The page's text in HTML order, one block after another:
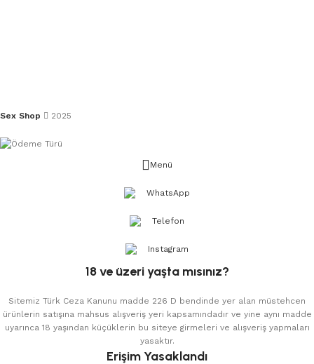
Sex Shop 2025
Menü
WhatsApp
Telefon
Instagram
18 ve üzeri yaşta mısınız?
Sitemiz Türk Ceza Kanunu madde 226 D bendinde yer alan müstehcen
ürünlerin satışına mahsus alışveriş yeri kapsamındadır ve yine aynı madde
uyarınca 18 yaşından küçüklerin bu siteye girmeleri ve alışveriş yapmaları
yasaktır.
Erişim Yasaklandı